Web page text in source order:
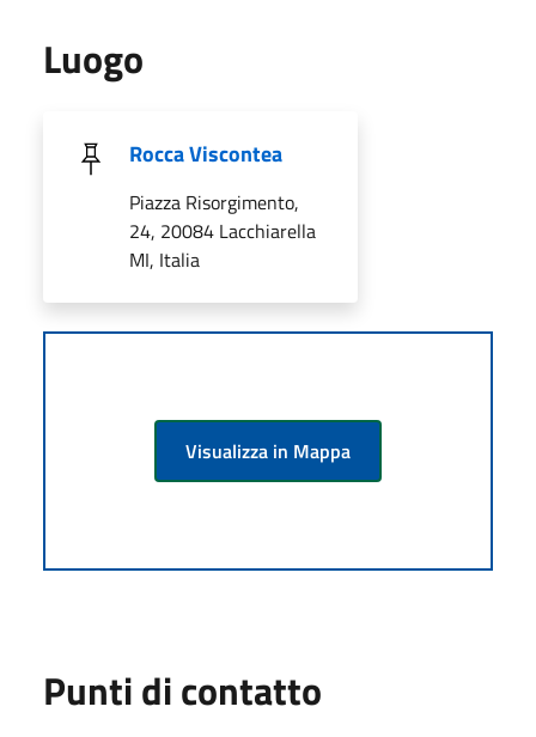
Luogo
Rocca Viscontea
Piazza Risorgimento,
24, 20084 Lacchiarella
MI, Italia
Visualizza in Mappa
Punti di contatto